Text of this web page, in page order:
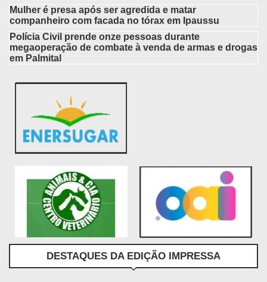
Mulher é presa após ser agredida e matar
companheiro com facada no tórax em Ipaussu
Polícia Civil prende onze pessoas durante
megaoperação de combate à venda de armas e drogas
em Palmital
DESTAQUES DA EDIÇÃO IMPRESSA